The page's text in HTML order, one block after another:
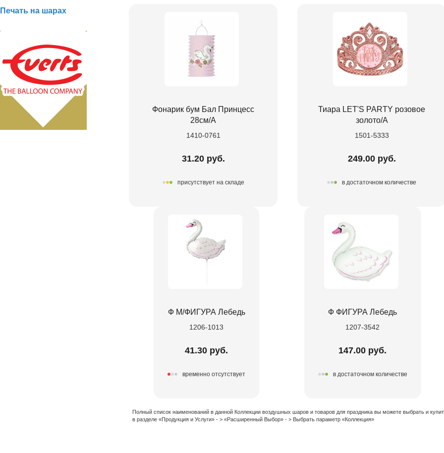
Печать на шарах
Фонарик бум Бал Принцесс
28см/A
1410-0761
31.20 руб.
присутствует на складе
Тиара LET'S PARTY розовое
золото/A
1501-5333
249.00 руб.
в достаточном количестве
Ф М/ФИГУРА Лебедь
1206-1013
41.30 руб.
временно отсутствует
Ф ФИГУРА Лебедь
1207-3542
147.00 руб.
в достаточном количестве
Полный список наименований в данной Коллекции воздушных шаров и товаров для праздника вы можете выбрать и
в разделе «Продукция и Услуги» - > «Расширенный Выбор» - > Выбрать параметр «Коллекция»